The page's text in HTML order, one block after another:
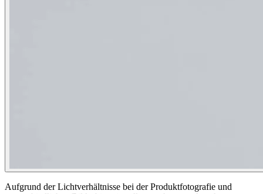
Aufgrund der Lichtverhältnisse bei der Produktfotografie und